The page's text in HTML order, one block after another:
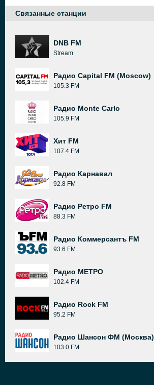
Связанные станции
DNB FM
Stream
Радио Capital FM (Moscow)
105.3 FM
Радио Monte Carlo
105.9 FM
Хит FM
107.4 FM
Радио Карнавал
92.8 FM
Радио Ретро FM
88.3 FM
Радио Коммерсантъ FM
93.6 FM
Радио МЕТРО
102.4 FM
Радио Rock FM
95.2 FM
Радио Шансон ФМ (Москва)
103.0 FM